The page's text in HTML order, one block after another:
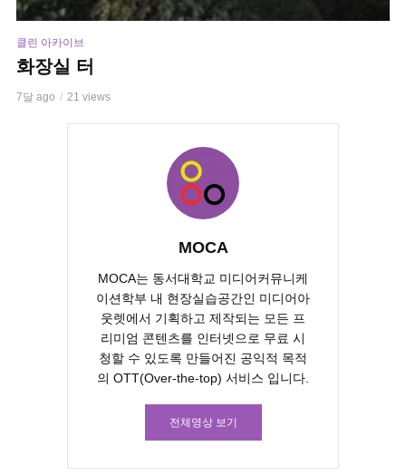
클린 아카이브
화장실 터
7달 ago 21 views
MOCA
MOCA는 동서대학교 미디어커뮤니케
이션학부 내 현장실습공간인 미디어아
웃렛에서 기획하고 제작되는 모든 프
리미엄 콘텐츠를 인터넷으로 무료 시
청할 수 있도록 만들어진 공익적 목적
의 OTT(Over-the-top) 서비스 입니다.
전체영상 보기